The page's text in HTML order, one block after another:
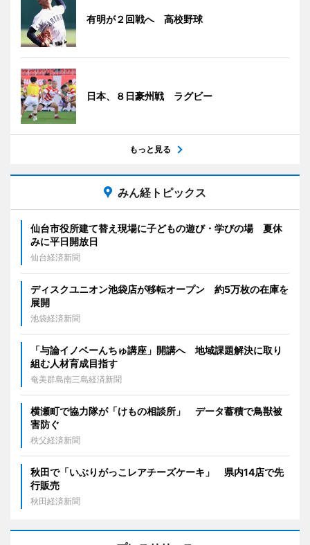
有明が２回戦へ 高校野球
日本、８日豪州戦 ラグビー
もっと見る
みん経トピックス
仙台市役所建て替え現場に子どもの遊び・学びの場 夏休
みに平日開放日
仙台経済新聞
ディスクユニオン池袋店が移転オープン 約5万枚の在庫を
展開
池袋経済新聞
「与論イノベーんちゅ講座」開講へ 地域課題解決に取り
組む人材育成目指す
奄美群島南三島経済新聞
横瀬町で協力隊が「けもの相談所」 データ蓄積で鳥獣被
害防ぐ
秩父経済新聞
秋田で「いぶりがっこレアチーズケーキ」 県内14店で先
行販売
秋田経済新聞